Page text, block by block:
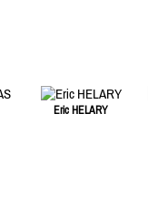
Eric HELARY